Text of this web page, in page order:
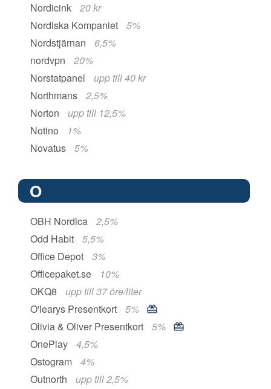
Nordicink
20 kr
Nordiska Kompaniet
5%
Nordstjärnan
6,5%
nordvpn
20%
Norstatpanel
upp till 40 kr
Northmans
2,5%
Norton
upp till 12,5%
Notino
1%
Novatus
5%
O
OBH Nordica
2,5%
Odd Habit
5,5%
Office Depot
3%
Officepaket.se
10%
OKQ8
upp till 37 öre/liter
O'learys Presentkort
5%
Olivia & Oliver Presentkort
5%
OnePlay
4,5%
Ostogram
4%
Outnorth
upp till 2,5%